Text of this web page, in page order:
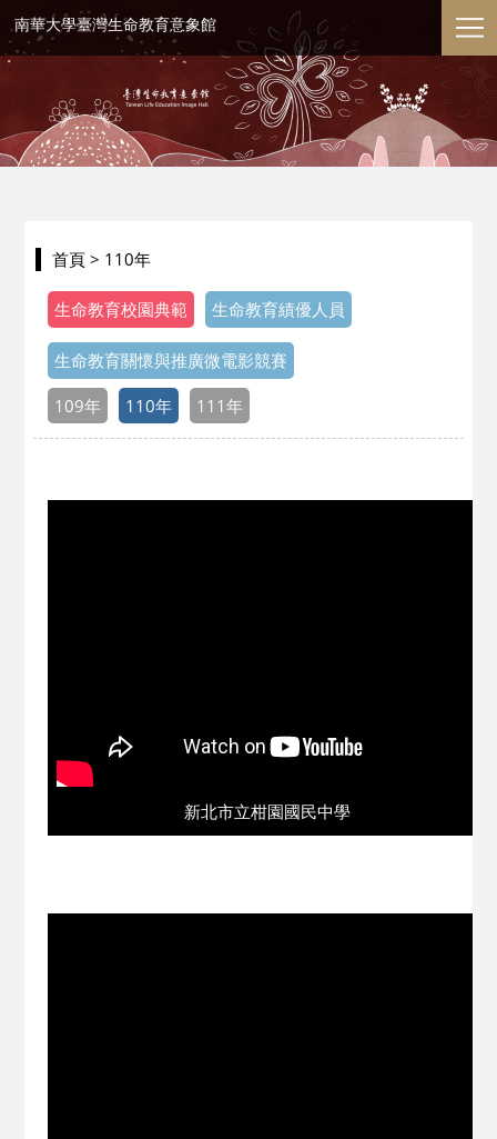
南華大學臺灣生命教育意象館
首頁 > 110年
生命教育校園典範 生命教育績優人員
生命教育關懷與推廣微電影競賽
109年 110年 111年
新北市立柑園國民中學